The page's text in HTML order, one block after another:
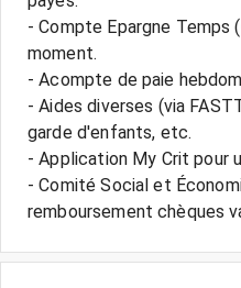
- Compte Epargne Temps
moment.
- Acompte de paie
- Aides diverses (via
garde d'enfants, etc.
- Application My Crit pour
- Comité Social et